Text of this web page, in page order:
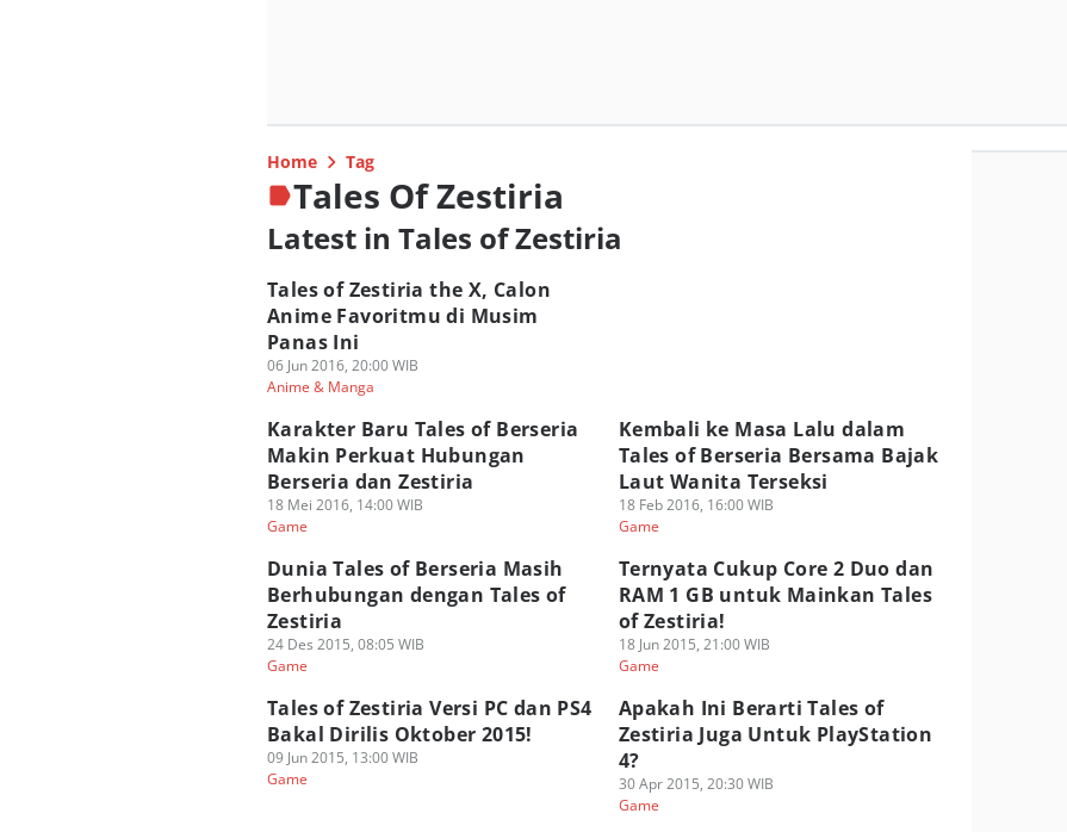
Home Tag
Tales Of Zestiria
Latest in Tales of Zestiria
Tales of Zestiria the X, Calon
Anime Favoritmu di Musim
Panas Ini
06 Jun 2016, 20:00 WIB
Anime & Manga
Karakter Baru Tales of Berseria
Makin Perkuat Hubungan
Berseria dan Zestiria
18 Mei 2016, 14:00 WIB
Game
Kembali ke Masa Lalu dalam
Tales of Berseria Bersama Bajak
Laut Wanita Terseksi
18 Feb 2016, 16:00 WIB
Game
Dunia Tales of Berseria Masih
Berhubungan dengan Tales of
Zestiria
24 Des 2015, 08:05 WIB
Game
Ternyata Cukup Core 2 Duo dan
RAM 1 GB untuk Mainkan Tales
of Zestiria!
18 Jun 2015, 21:00 WIB
Game
Tales of Zestiria Versi PC dan PS4
Bakal Dirilis Oktober 2015!
09 Jun 2015, 13:00 WIB
Game
Apakah Ini Berarti Tales of
Zestiria Juga Untuk PlayStation
4?
30 Apr 2015, 20:30 WIB
Game